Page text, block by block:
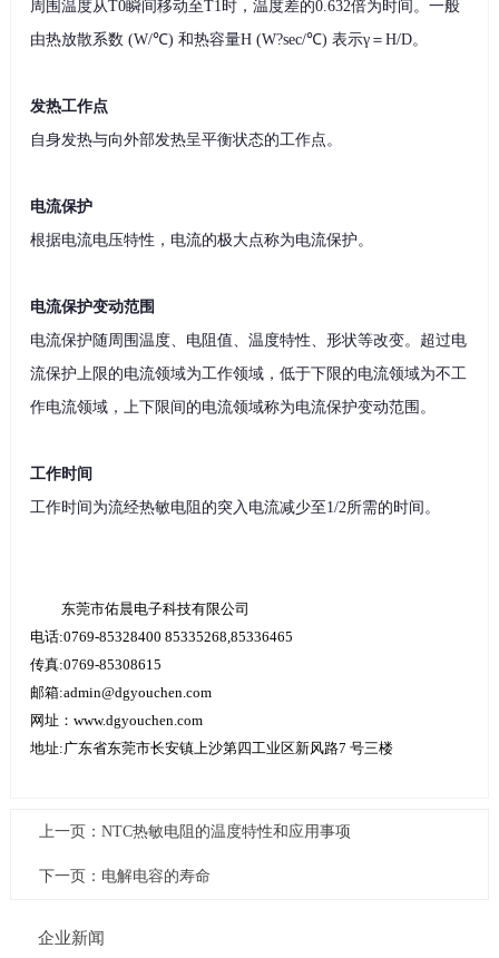
周围温度从T0瞬间移动至T1时，温度差的0.632倍为时间。一般
由热放散系数 (W/℃) 和热容量H (W?sec/℃) 表示γ＝H/D。
发热工作点
自身发热与向外部发热呈平衡状态的工作点。
电流保护
根据电流电压特性，电流的极大点称为电流保护。
电流保护变动范围
电流保护随周围温度、电阻值、温度特性、形状等改变。超过电
流保护上限的电流领域为工作领域，低于下限的电流领域为不工
作电流领域，上下限间的电流领域称为电流保护变动范围。
工作时间
工作时间为流经热敏电阻的突入电流减少至1/2所需的时间。
东莞市佑晨电子科技有限公司
电话:0769-85328400 85335268,85336465
传真:0769-85308615
邮箱:admin@dgyouchen.com
网址：www.dgyouchen.com
地址:广东省东莞市长安镇上沙第四工业区新风路7 号三楼
上一页： NTC热敏电阻的温度特性和应用事项
下一页： 电解电容的寿命
企业新闻